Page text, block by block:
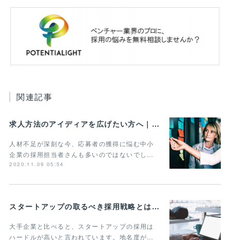
関連記事
求人方法のアイディアを広げたい方へ｜事例や手法をまとめて紹介
人材不足が深刻な今、応募者の獲得に悩む中小
企業の採用担当者さんも多いのではないでし…
2020.11.09 05:54
スタートアップの取るべき採用戦略とは？3つの重要ポイントを紹介
大手企業と比べると、スタートアップの採用は
ハードルが高いと言われています。地名度が…